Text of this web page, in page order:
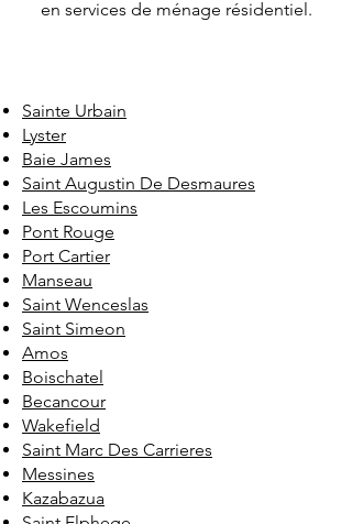
en services de ménage résidentiel.
Sainte Urbain
Lyster
Baie James
Saint Augustin De Desmaures
Les Escoumins
Pont Rouge
Port Cartier
Manseau
Saint Wenceslas
Saint Simeon
Amos
Boischatel
Becancour
Wakefield
Saint Marc Des Carrieres
Messines
Kazabazua